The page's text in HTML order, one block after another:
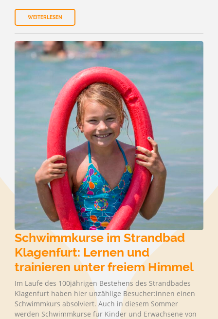
WEITERLESEN
Schwimmkurse im Strandbad
Klagenfurt: Lernen und
trainieren unter freiem Himmel
Im Laufe des 100jährigen Bestehens des Strandbades
Klagenfurt haben hier unzählige Besucher:innen einen
Schwimmkurs absolviert. Auch in diesem Sommer
werden Schwimmkurse für Kinder und Erwachsene von